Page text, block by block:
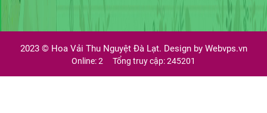
2023 © Hoa Vải Thu Nguyệt Đà Lạt. Design by Webvps.vn
Online: 2 Tổng truy cập: 245201